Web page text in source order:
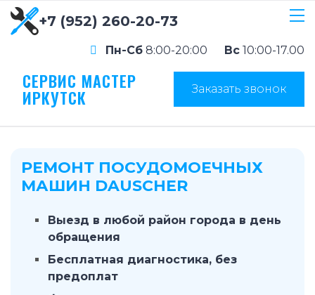
+7 (952) 260-20-73
Пн-Сб 8:00-20:00 Вс 10:00-17.00
СЕРВИС МАСТЕР
ИРКУТСК Заказать звонок
РЕМОНТ ПОСУДОМОЕЧНЫХ
МАШИН DAUSCHER
Выезд в любой район города в день
обращения
Бесплатная диагностика, без
предоплат